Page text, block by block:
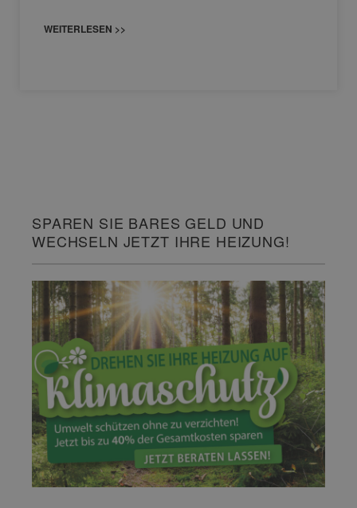
WEITERLESEN >>
SPAREN SIE BARES GELD UND
WECHSELN JETZT IHRE HEIZUNG!